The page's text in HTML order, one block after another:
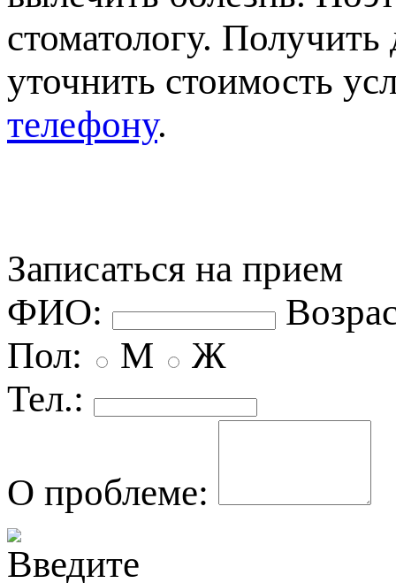
стоматологу.
уточнить стоимость
телефону.
Записаться на прием
ФИО:
Пол:
М
Ж
Тел.:
О проблеме: